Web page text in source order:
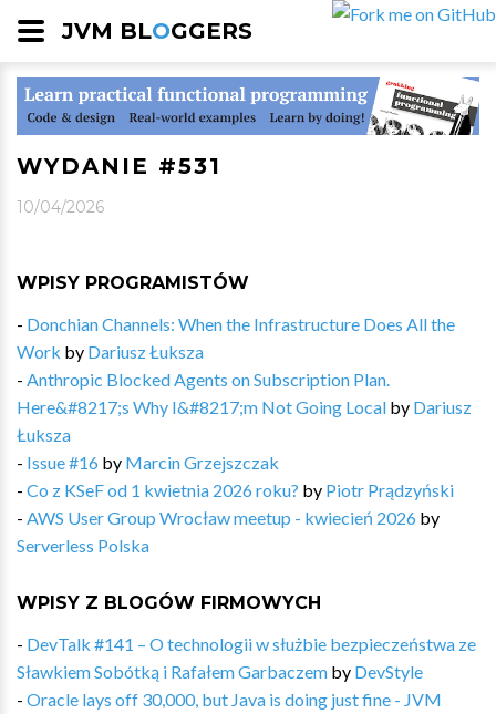
JVM BLOGGERS
WYDANIE #531
10/04/2026
WPISY PROGRAMISTÓW
- Donchian Channels: When the Infrastructure Does All the
Work by Dariusz Łuksza
- Anthropic Blocked Agents on Subscription Plan.
Here&#8217;s Why I&#8217;m Not Going Local by Dariusz
Łuksza
- Issue #16 by Marcin Grzejszczak
- Co z KSeF od 1 kwietnia 2026 roku? by Piotr Prądzyński
- AWS User Group Wrocław meetup - kwiecień 2026 by
Serverless Polska
WPISY Z BLOGÓW FIRMOWYCH
- DevTalk #141 – O technologii w służbie bezpieczeństwa ze
Sławkiem Sobótką i Rafałem Garbaczem by DevStyle
- Oracle lays off 30,000, but Java is doing just fine - JVM